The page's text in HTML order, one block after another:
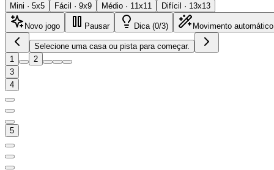
Mini · 5x5 Fácil · 9x9 Médio · 11x11 Difícil · 13x13
Novo jogo Pausar Dica (0/3) Movimento automático
Selecione uma casa ou pista para começar.
1
2
3
4
5